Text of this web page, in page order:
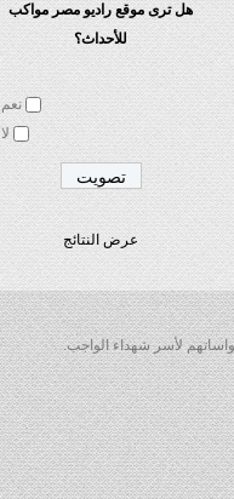
هل ترى موقع راديو مصر مواكب
للأحداث؟
نعم
لا
عرض النتائج
لأسر شهداء الواجب.